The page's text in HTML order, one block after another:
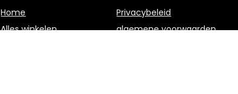
Home
Alles winkelen
Privacybeleid
algemene voorwaarden